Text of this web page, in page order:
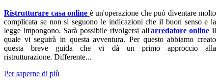
Ristrutturare casa online è un'operazione che può diventare molto
complicata se non si seguono le indicazioni che il buon senso e la
legge impongono. Sarà possibile rivolgersi all'arredatore online il
quale vi seguirà in questa avventura. Per questo abbiamo creato
questa breve guida che vi dà un primo approccio alla
ristrutturazione. Differente...
Per saperne di più